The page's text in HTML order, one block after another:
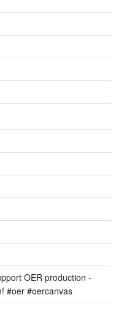
OER production -
#oer #oercanvas